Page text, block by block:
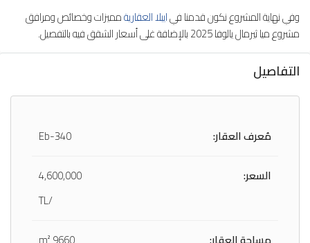
وفي نهاية المشروع نكون قدمنا فيايبلا العقاريةمميزات وخصائص ومرافق
مشروع ميا ثيرمال يالوفا 2025 بالإضافة غلى أسعار الشقق فيه بالتفصيل.
التفاصيل
مُعرف العقار:
Eb-340
السعر:
4,600,000
/TL